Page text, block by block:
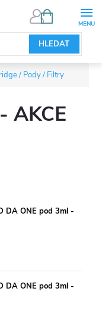
HLEDAT
NÁKUPNÍ
/ Pody / Filtry
AKCE
DA ONE pod 3ml -
DA ONE pod 3ml -